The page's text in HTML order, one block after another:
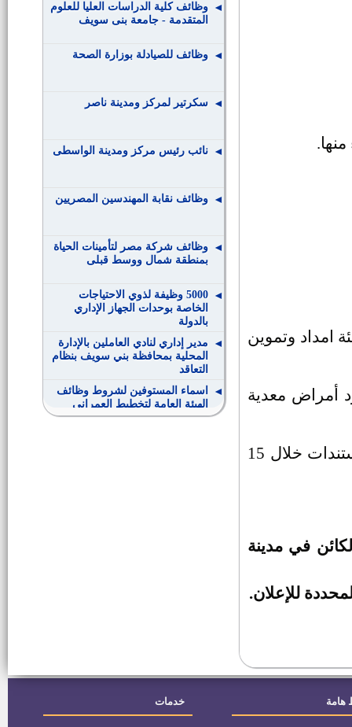
.
امداد وتموين
معدية
في حالة القبول يتم التقدم بأصول تلك المستندات خلال 15
في مدينة
للإعلان.
وظائف كلية الدراسات العليا للعلوم
المتقدمة - جامعة بنى سويف
وظائف للصيادلة بوزارة الصحة
سكرتير لمركز ومدينة ناصر
نائب رئيس مركز ومدينة الواسطى
وظائف نقابة المهندسين المصريين
وظائف شركة مصر لتأمينات الحياة
بمنطقة شمال ووسط قبلى
5000 وظيفة لذوي الاحتياجات
الخاصة بوحدات الجهاز الإداري
بالدولة
مدير إداري لنادي العاملين بالإدارة
المحلية بمحافظة بني سويف بنظام
التعاقد
اسماء المستوفين لشروط وظائف
الهيئة العامة لتخطيط العمرانى
اعلان رقم 1 لسنة 2015 وظائف
هامة خدمات